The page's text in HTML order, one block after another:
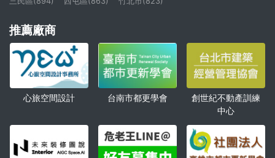
推薦廠商
心旅空間設計 台南市都更學會
創世紀不動產訓練
中心